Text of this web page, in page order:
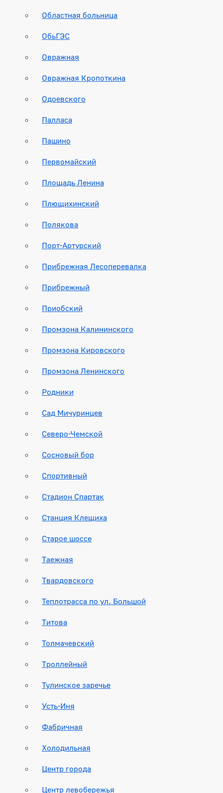
Областная больница
ОбьГЭС
Овражная
Овражная Кропоткина
Одоевского
Палласа
Пашино
Первомайский
Площадь Ленина
Плющихинский
Полякова
Порт-Артурский
Прибрежная Лесоперевалка
Прибрежный
Приобский
Промзона Калининского
Промзона Кировского
Промзона Ленинского
Родники
Сад Мичуринцев
Северо-Чемской
Сосновый бор
Спортивный
Стадион Спартак
Станция Клещиха
Старое шоссе
Таежная
Твардовского
Теплотрасса по ул. Большой
Титова
Толмачевский
Троллейный
Тулинское заречье
Усть-Иня
Фабричная
Холодильная
Центр города
Центр левобережья